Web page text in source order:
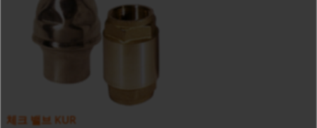
체크 밸브 KUR